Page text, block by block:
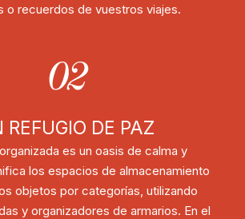
o recuerdos de vuestros viajes.
02
REFUGIO DE PAZ
es un oasis de calma y
los espacios de almacenamiento
objetos por categorías, utilizando
y organizadores de armarios. En el